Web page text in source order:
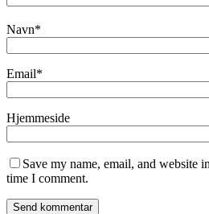
Navn*
Email*
Hjemmeside
Save my name, email, and website
time I comment.